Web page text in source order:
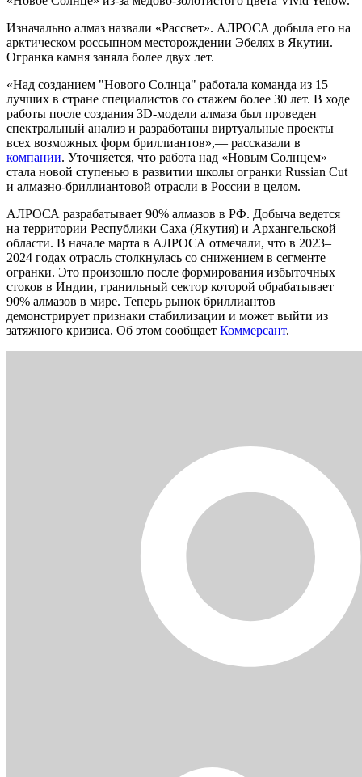
Изначально алмаз назвали «Рассвет». АЛРОСА добыла его на
арктическом россыпном месторождении Эбелях в Якутии.
Огранка камня заняла более двух лет.
«Над созданием "Нового Солнца" работала команда из 15
лучших в стране специалистов со стажем более 30 лет. В ходе
работы после создания 3D-модели алмаза был проведен
спектральный анализ и разработаны виртуальные проекты
всех возможных форм бриллиантов»,— рассказали в
компании. Уточняется, что работа над «Новым Солнцем»
стала новой ступенью в развитии школы огранки Russian Cut
и алмазно-бриллиантовой отрасли в России в целом.
АЛРОСА разрабатывает 90% алмазов в РФ. Добыча ведется
на территории Республики Саха (Якутия) и Архангельской
области. В начале марта в АЛРОСА отмечали, что в 2023–
2024 годах отрасль столкнулась со снижением в сегменте
огранки. Это произошло после формирования избыточных
стоков в Индии, гранильный сектор которой обрабатывает
90% алмазов в мире. Теперь рынок бриллиантов
демонстрирует признаки стабилизации и может выйти из
затяжного кризиса. Об этом сообщает Коммерсант.